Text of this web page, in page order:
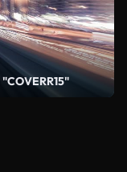
"COVERR15"